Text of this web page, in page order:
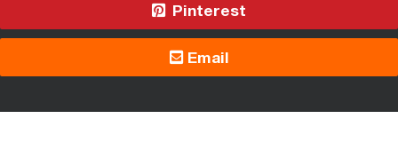
Pinterest
Email